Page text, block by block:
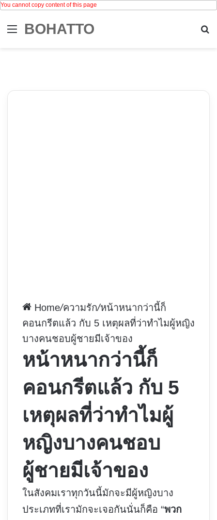
You cannot copy content of this page
Menu
BOHATTO
Home/ความรัก/หน้าหนากว่านี้ก็
คอนกรีตแล้ว กับ 5 เหตุผลที่ว่าทำไมผู้หญิง
บางคนชอบผู้ชายมีเจ้าของ
หน้าหนากว่านี้ก็
คอนกรีตแล้ว กับ 5
เหตุผลที่ว่าทำไมผู้
หญิงบางคนชอบ
ผู้ชายมีเจ้าของ
ในสังคมเราทุกวันนี้มักจะมีผู้หญิงบาง
ประเภทที่เรามักจะเจอกันนั่นก็คือ “พวก